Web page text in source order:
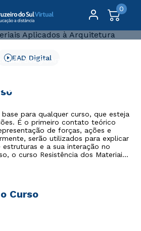
0
Design, Artes e Moda
dos Materiais
Arquitetura
EAD Digital
para qualquer curso, que esteja
É o primeiro contato teórico
de forças, ações e
serão utilizados para explicar
e a sua interação no
o curso Resistência dos Materiais
- EAD 100% on-line busca
criativo, no qual aliamos a
Curso